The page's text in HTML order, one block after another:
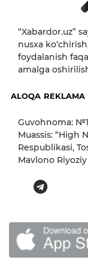
“Xabardor.uz”
nusxa
foydalanish
amalga
ALOQA REKLAMA
Guvohnoma:
Muassis: “High
Respublikasi,
Mavlono